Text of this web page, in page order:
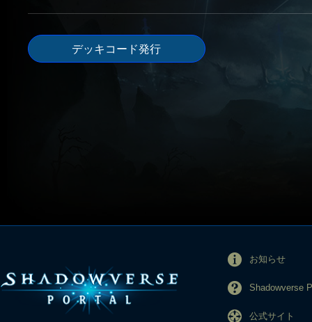
デッキコード発行
お知らせ
Shadowverse
公式サイト